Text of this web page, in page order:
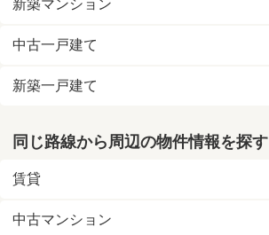
新築マンション
中古一戸建て
新築一戸建て
同じ路線から周辺の物件情報を探す
賃貸
中古マンション